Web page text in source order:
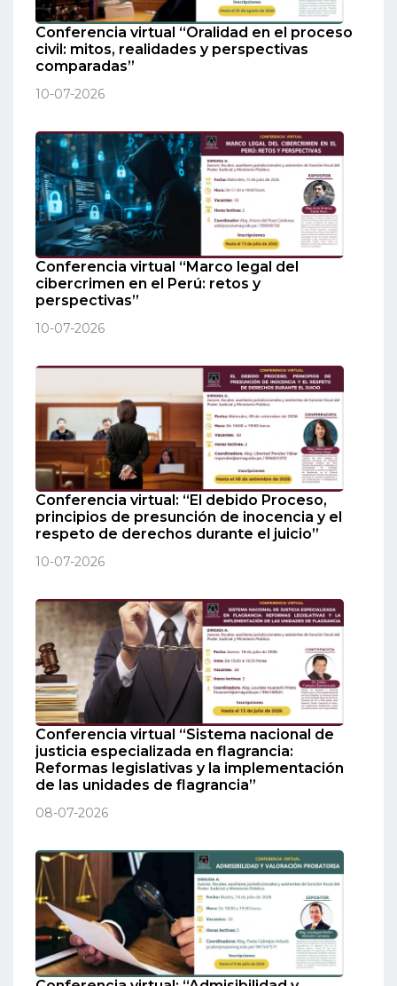
Conferencia virtual “Oralidad en el proceso
civil: mitos, realidades y perspectivas
comparadas”
10-07-2026
Conferencia virtual “Marco legal del
cibercrimen en el Perú: retos y
perspectivas”
10-07-2026
Conferencia virtual: “El debido Proceso,
principios de presunción de inocencia y el
respeto de derechos durante el juicio”
10-07-2026
Conferencia virtual “Sistema nacional de
justicia especializada en flagrancia:
Reformas legislativas y la implementación
de las unidades de flagrancia”
08-07-2026